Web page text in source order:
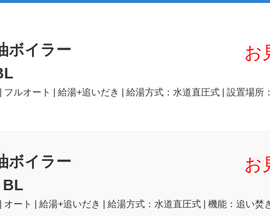
ボイラー
お
ルオート | 給湯+追いだき | 給湯方式：水道直圧式 | 設置場所
ボイラー
BL
お
ート | 給湯+追いだき | 給湯方式：水道直圧式 | 機能：追い焚き